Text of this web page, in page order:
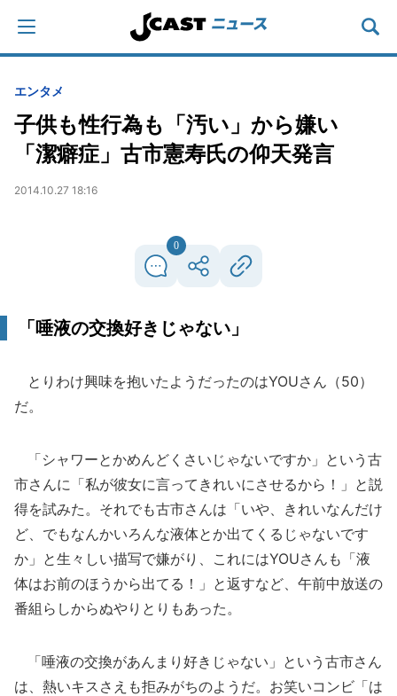
エンタメ
子供も性行為も「汚い」から嫌い
「潔癖症」古市憲寿氏の仰天発言
2014.10.27 18:16
0
「唾液の交換好きじゃない」
とりわけ興味を抱いたようだったのはYOUさん（50）
だ。
「シャワーとかめんどくさいじゃないですか」という古
市さんに「私が彼女に言ってきれいにさせるから！」と説
得を試みた。それでも古市さんは「いや、きれいなんだけ
ど、でもなんかいろんな液体とか出てくるじゃないです
か」と生々しい描写で嫌がり、これにはYOUさんも「液
体はお前のほうから出てる！」と返すなど、午前中放送の
番組らしからぬやりとりもあった。
「唾液の交換があんまり好きじゃない」という古市さん
は、熱いキスさえも拒みがちのようだ。お笑いコンビ「は